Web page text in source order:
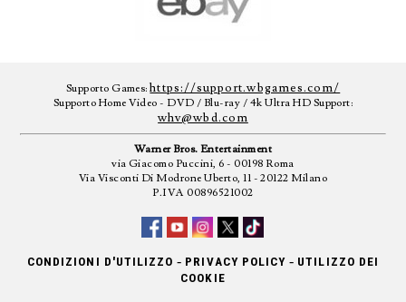
Supporto Games:https://support.wbgames.com/
Supporto Home Video - DVD / Blu-ray / 4k Ultra HD Support:
whv@wbd.com
Warner Bros. Entertainment
via Giacomo Puccini, 6 - 00198 Roma
Via Visconti Di Modrone Uberto, 11 - 20122 Milano
P.IVA 00896521002
CONDIZIONI D'UTILIZZO - PRIVACY POLICY - UTILIZZO DEI
COOKIE